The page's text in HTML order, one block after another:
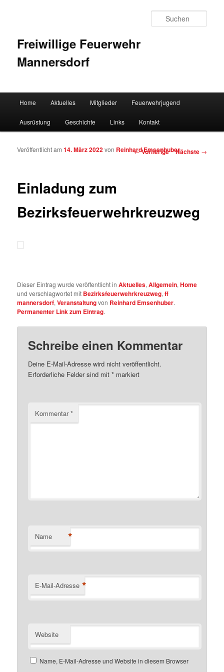
Freiwillige Feuerwehr
Mannersdorf
Zum Inhalt wechseln
Zum sekundären Inhalt wechseln
Home Aktuelles Mitglieder Feuerwehrjugend
Ausrüstung Geschichte Links Kontakt
Artikelnavigation
←Vorherige Nächste →
Einladung zum
Bezirksfeuerwehrkreuzweg
Veröffentlicht am14. März 2022von Reinhard Emsenhuber
Dieser Eintrag wurde veröffentlicht inAktuelles,Allgemein,Home
und verschlagwortet mit Bezirksfeuerwehrkreuzweg,ff
mannersdorf,Veranstaltungvon Reinhard Emsenhuber.
Permanenter Link zum Eintrag.
Schreibe einen Kommentar
Deine E-Mail-Adresse wird nicht veröffentlicht.
Erforderliche Felder sind mit* markiert
Kommentar*
Name *
E-Mail-Adresse *
Website
Name, E-Mail-Adresse und Website in diesem Browser